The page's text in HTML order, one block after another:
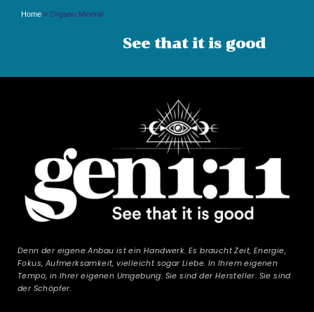
Home » Organo-Mineral
See that it is good
Denn der eigene Anbau ist ein Handwerk. Es braucht Zeit, Energie,
Fokus, Aufmerksamkeit, vielleicht sogar Liebe. In Ihrem eigenen
Tempo, in Ihrer eigenen Umgebung. Sie sind der Hersteller. Sie sind
der Schöpfer.